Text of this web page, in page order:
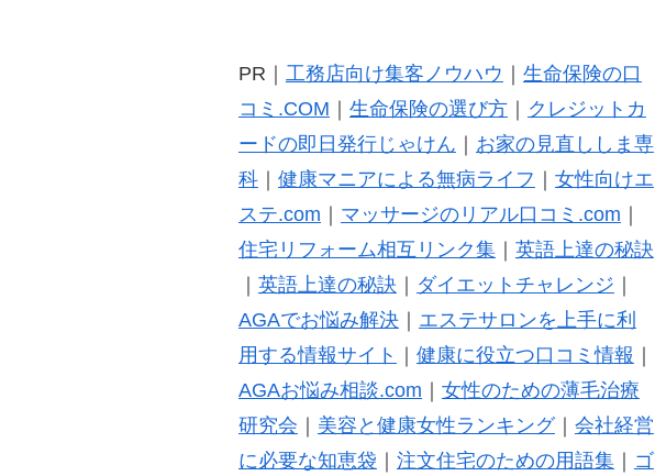
PR｜ 工務店向け集客ノウハウ
生命保険の口
コミ.COM
生命保険の選び方｜
クレジットカ
ードの即日発行じゃけん
お家の見直ししま専
科｜ 健康マニアによる無病ライフ
女性向けエ
ステ.com
マッサージのリアル口コミ.com
住宅リフォーム相互リンク集｜ 英語上達の秘訣
英語上達の秘訣 ダイエットチャレンジ
AGAでお悩み解決｜ エステサロンを上手に利
用する情報サイト
健康に役立つ口コミ情報
AGAお悩み相談.com
女性のための薄毛治療
研究会
美容と健康女性ランキング｜ 会社経営
に必要な知恵袋
注文住宅のための用語集｜ ゴ